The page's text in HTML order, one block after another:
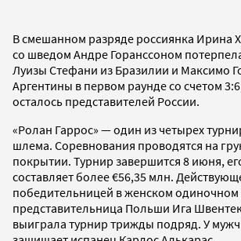
В смешанном разряде россиянка Ирина
со шведом Андре Горанссоном
Луизы Стефани из Бразилии и Максимо
Аргентины в первом раунде со счетом
осталось представителей России.
«Ролан Гаррос» — один из четырех
шлема. Соревнования проводятся на
покрытии. Турнир завершится 8 июня,
составляет более €56,35 млн.
победительницей в женском одиночном
представительница Польши Ига
выиграла турнир трижды подряд. У